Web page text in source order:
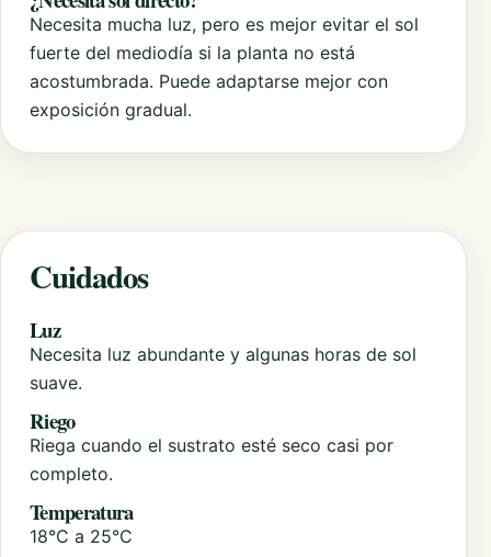
Necesita mucha luz, pero es mejor evitar el sol
fuerte del mediodía si la planta no está
acostumbrada. Puede adaptarse mejor con
exposición gradual.
Cuidados
Luz
Necesita luz abundante y algunas horas de sol
suave.
Riego
Riega cuando el sustrato esté seco casi por
completo.
Temperatura
18°C a 25°C